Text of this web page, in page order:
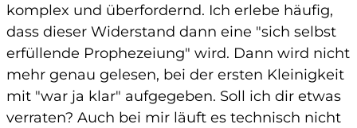
komplex und überfordernd. Ich erlebe häufig,
dass dieser Widerstand dann eine "sich selbst
erfüllende Prophezeiung" wird. Dann wird nicht
mehr genau gelesen, bei der ersten Kleinigkeit
mit "war ja klar" aufgegeben. Soll ich dir etwas
verraten? Auch bei mir läuft es technisch nicht